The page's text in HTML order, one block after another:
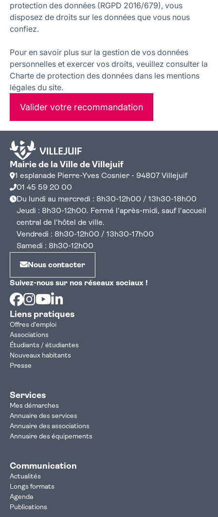
protection des données (RGPD 2016/679), vous
disposez de droits sur les données que vous nous
confiez.
Pour en savoir plus sur la gestion de vos données
personnelles et exercer vos droits, veuillez consulter la
Charte de protection des données dans les mentions
légales du site.
Valider votre recommandation
Mairie de la Ville de Villejuif
1 esplanade Pierre-Yves Cosnier - 94807 Villejuif
01 45 59 20 00
Du lundi au mercredi : 8h30-12h00 / 13h30-18h00
Jeudi : 8h30-12h00. Fermé l'après-midi, sauf l'accueil
central de l'hôtel de ville.
Vendredi : 8h30-12h00 / 13h30-17h00
Samedi : 8h30-12h00
Nous contacter
Suivez-nous sur nos réseaux sociaux !
Facebook
Instagram
Youtube
Liens pratiques
Offres d'emploi
Associations
Étudiants / étudiantes
Nouveaux habitants
Presse
Services
Mes démarches
Annuaire des services
Annuaire des associations
Annuaire des équipements
Communication
Actualités
Longs formats
Agenda
Publications